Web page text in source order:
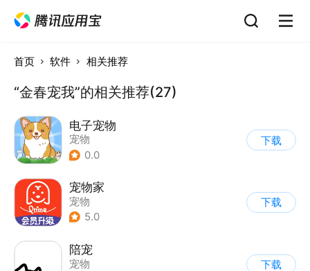
首页 软件 相关推荐
“金春宠我”的相关推荐(27)
电子宠物
宠物
0.0
下载
宠物家
宠物
5.0
下载
陪宠
宠物
下载